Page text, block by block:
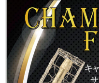
J-Tokyo
Entertainment